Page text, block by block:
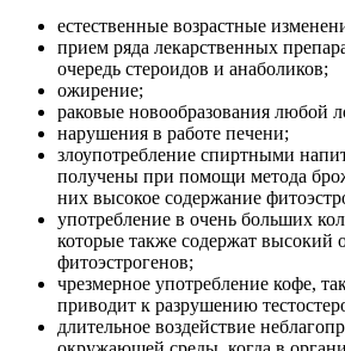
естественные возрастные
прием ряда лекарственных
очередь стероидов и анаболиков;
ожирение;
раковые новообразования любой
нарушения в работе печени;
злоупотребление спиртными
получены при помощи метода
них высокое содержание
употребление в очень больших
которые также содержат высокий
фитоэстрогенов;
чрезмерное употребление кофе,
приводит к разрушению
длительное воздействие